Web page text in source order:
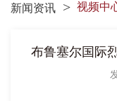
新闻资讯 视频中
布鲁塞尔国际